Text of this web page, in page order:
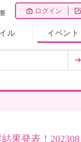
ログイン
ル イベン
果発表！202308